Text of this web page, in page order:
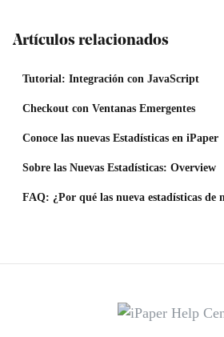
Artículos relacionados
Tutorial: Integración con JavaScript
Checkout con Ventanas Emergentes
Conoce las nuevas Estadísticas en iPaper
Sobre las Nuevas Estadísticas: Overview